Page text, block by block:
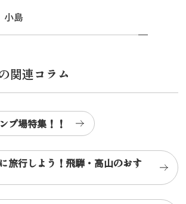
島
関連コラム
プ場特集！！
旅行しよう！飛騨・高山のおす